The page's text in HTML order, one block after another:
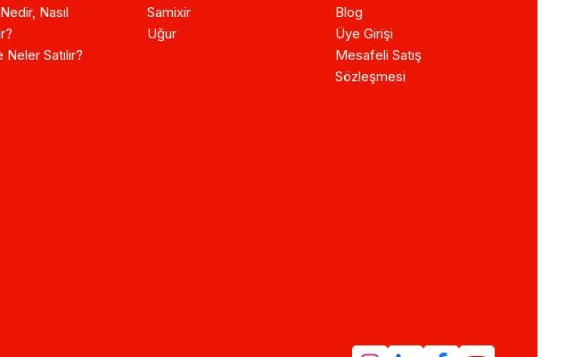
Nasıl
Satılır?
Samixir
Uğur
Blog
Üye Girişi
Mesafeli Satış
Sözleşmesi